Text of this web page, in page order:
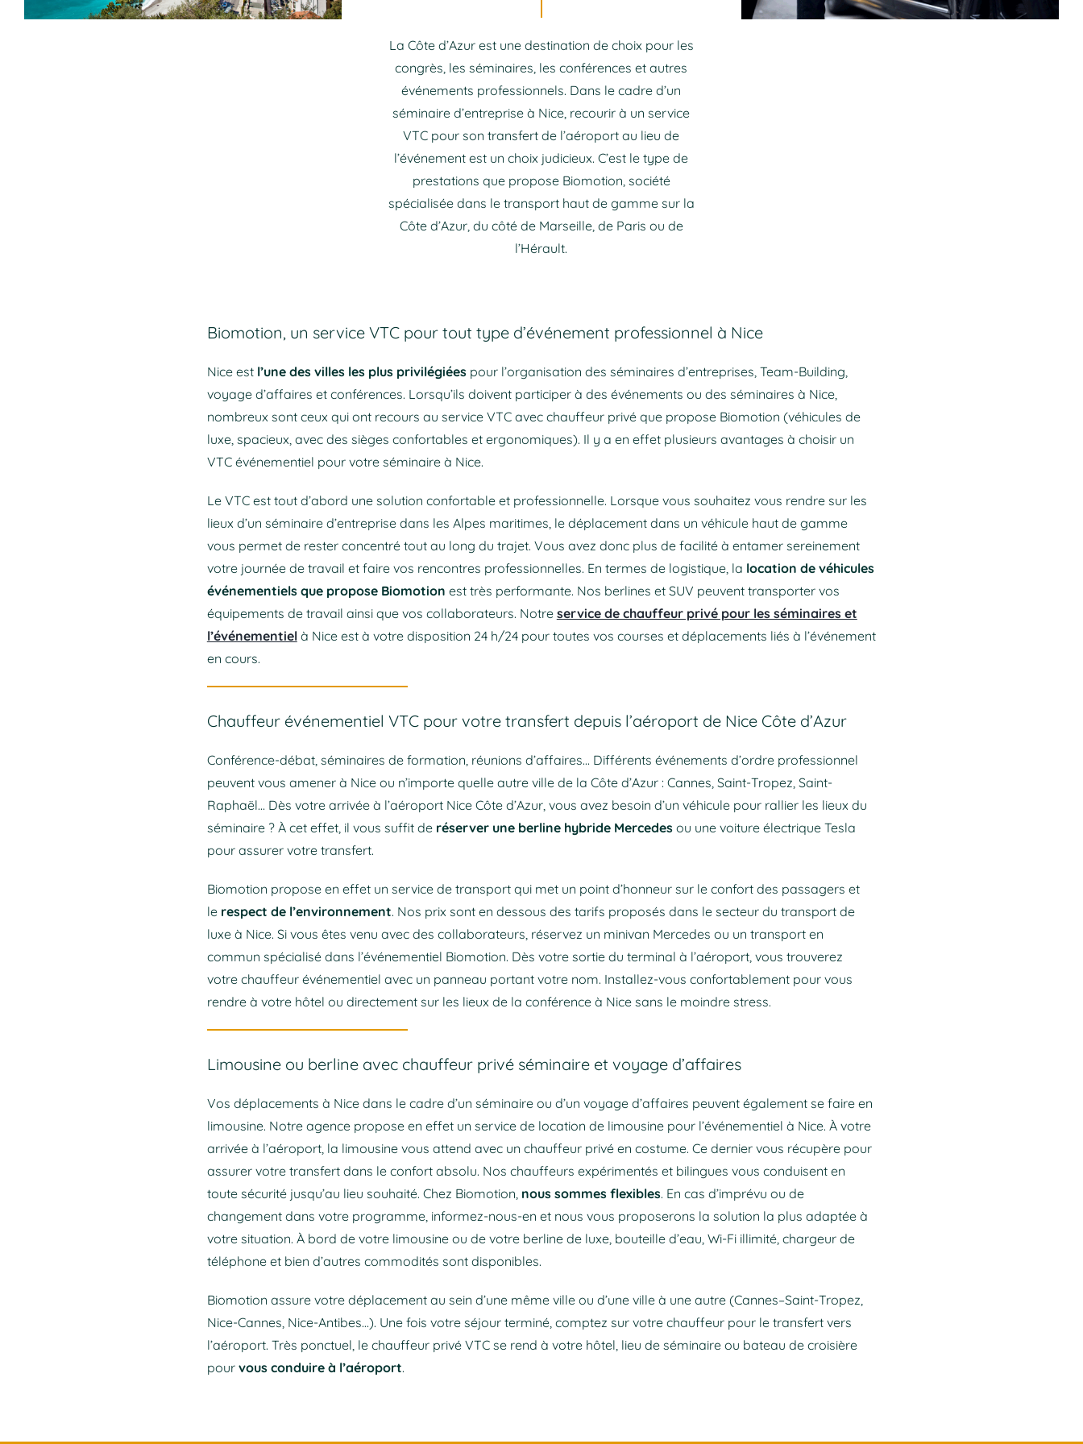
La Côte d’Azur est une destination de choix pour les
congrès, les séminaires, les conférences et autres
événements professionnels. Dans le cadre d’un
séminaire d’entreprise à Nice, recourir à un service
VTC pour son transfert de l’aéroport au lieu de
l’événement est un choix judicieux. C’est le type de
prestations que propose Biomotion, société
spécialisée dans le transport haut de gamme sur la
Côte d’Azur, du côté de Marseille, de Paris ou de
l’Hérault.
Biomotion, un service VTC pour tout type d’événement professionnel à Nice
Nice est l’une des villes les plus privilégiéespour l’organisation des séminaires d’entreprises, Team-Building,
voyage d’affaires et conférences. Lorsqu’ils doivent participer à des événements ou des séminaires à Nice,
nombreux sont ceux qui ont recours au service VTC avec chauffeur privé que propose Biomotion (véhicules de
luxe, spacieux, avec des sièges confortables et ergonomiques). Il y a en effet plusieurs avantages à choisir un
VTC événementiel pour votre séminaire à Nice.
Le VTC est tout d’abord une solution confortable et professionnelle. Lorsque vous souhaitez vous rendre sur les
lieux d’un séminaire d’entreprise dans les Alpes maritimes, le déplacement dans un véhicule haut de gamme
vous permet de rester concentré tout au long du trajet. Vous avez donc plus de facilité à entamer sereinement
votre journée de travail et faire vos rencontres professionnelles. En termes de logistique, la location de véhicules
événementiels que propose Biomotion est très performante. Nos berlines et SUV peuvent transporter vos
équipements de travail ainsi que vos collaborateurs. Notre service de chauffeur privé pour les séminaires et
l’événementiel à Nice est à votre disposition 24 h/24 pour toutes vos courses et déplacements liés à l’événement
en cours.
Chauffeur événementiel VTC pour votre transfert depuis l’aéroport de Nice Côte d’Azur
Conférence-débat, séminaires de formation, réunions d’affaires… Différents événements d’ordre professionnel
peuvent vous amener à Nice ou n’importe quelle autre ville de la Côte d’Azur : Cannes, Saint-Tropez, Saint-
Raphaël… Dès votre arrivée à l’aéroport Nice Côte d’Azur, vous avez besoin d’un véhicule pour rallier les lieux du
séminaire ? À cet effet, il vous suffit de réserver une berline hybride Mercedesou une voiture électrique Tesla
pour assurer votre transfert.
Biomotion propose en effet un service de transport qui met un point d’honneur sur le confort des passagers et
le respect de l’environnement. Nos prix sont en dessous des tarifs proposés dans le secteur du transport de
luxe à Nice. Si vous êtes venu avec des collaborateurs, réservez un minivan Mercedes ou un transport en
commun spécialisé dans l’événementiel Biomotion. Dès votre sortie du terminal à l’aéroport, vous trouverez
votre chauffeur événementiel avec un panneau portant votre nom. Installez-vous confortablement pour vous
rendre à votre hôtel ou directement sur les lieux de la conférence à Nice sans le moindre stress.
Limousine ou berline avec chauffeur privé séminaire et voyage d’affaires
Vos déplacements à Nice dans le cadre d’un séminaire ou d’un voyage d’affaires peuvent également se faire en
limousine. Notre agence propose en effet un service de location de limousine pour l’événementiel à Nice. À votre
arrivée à l’aéroport, la limousine vous attend avec un chauffeur privé en costume. Ce dernier vous récupère pour
assurer votre transfert dans le confort absolu. Nos chauffeurs expérimentés et bilingues vous conduisent en
toute sécurité jusqu’au lieu souhaité. Chez Biomotion, nous sommes flexibles. En cas d’imprévu ou de
changement dans votre programme, informez-nous-en et nous vous proposerons la solution la plus adaptée à
votre situation. À bord de votre limousine ou de votre berline de luxe, bouteille d’eau, Wi-Fi illimité, chargeur de
téléphone et bien d’autres commodités sont disponibles.
Biomotion assure votre déplacement au sein d’une même ville ou d’une ville à une autre (Cannes–Saint-Tropez,
Nice-Cannes, Nice-Antibes…). Une fois votre séjour terminé, comptez sur votre chauffeur pour le transfert vers
l’aéroport. Très ponctuel, le chauffeur privé VTC se rend à votre hôtel, lieu de séminaire ou bateau de croisière
pour vous conduire à l’aéroport.